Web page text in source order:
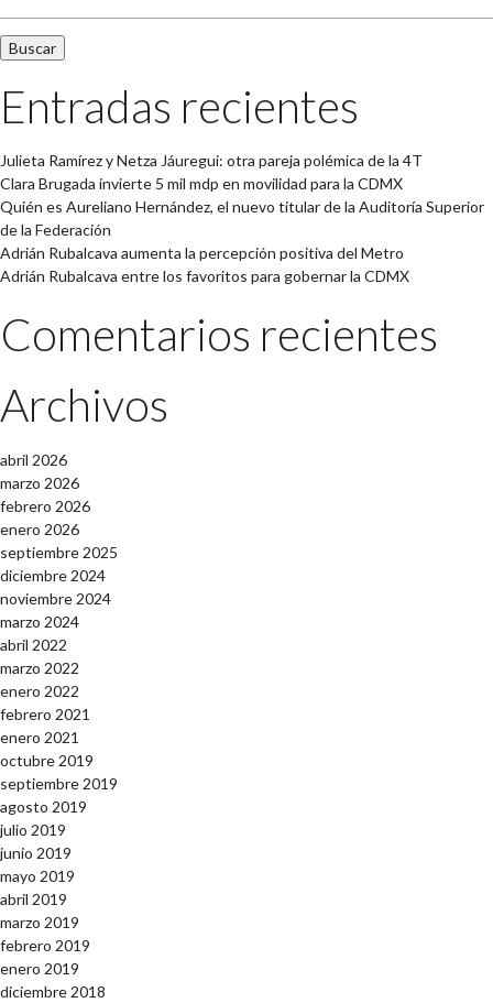
Entradas recientes
Julieta Ramírez y Netza Jáuregui: otra pareja polémica de la 4T
Clara Brugada invierte 5 mil mdp en movilidad para la CDMX
Quién es Aureliano Hernández, el nuevo titular de la Auditoría Superior
de la Federación
Adrián Rubalcava aumenta la percepción positiva del Metro
Adrián Rubalcava entre los favoritos para gobernar la CDMX
Comentarios recientes
Archivos
abril 2026
marzo 2026
febrero 2026
enero 2026
septiembre 2025
diciembre 2024
noviembre 2024
marzo 2024
abril 2022
marzo 2022
enero 2022
febrero 2021
enero 2021
octubre 2019
septiembre 2019
agosto 2019
julio 2019
junio 2019
mayo 2019
abril 2019
marzo 2019
febrero 2019
enero 2019
diciembre 2018